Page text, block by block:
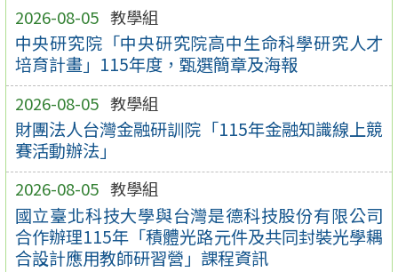
2026-08-05 教學組
中央研究院「中央研究院高中生命科學研究人才
培育計畫」115年度，甄選簡章及海報
2026-08-05 教學組
財團法人台灣金融研訓院「115年金融知識線上競
賽活動辦法」
2026-08-05 教學組
國立臺北科技大學與台灣是德科技股份有限公司
合作辦理115年「積體光路元件及共同封裝光學耦
合設計應用教師研習營」課程資訊